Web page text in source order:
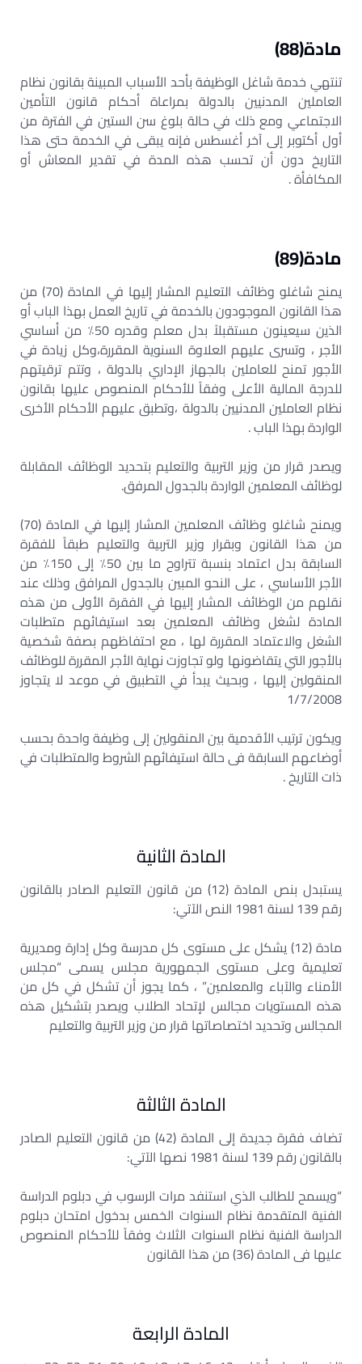
مادة(88)
تنتهي خدمة شاغل الوظيفة بأحد الأسباب المبينة بقانون نظام
العاملين المدنيين بالدولة بمراعاة أحكام قانون التأمين
الاجتماعي ومع ذلك في حالة بلوغ سن الستين في الفترة من
أول أكتوبر إلى آخر أغسطس فإنه يبقى في الخدمة حتى هذا
التاريخ دون أن تحسب هذه المدة في تقدير المعاش أو
المكافأة .
مادة(89)
يمنح شاغلو وظائف التعليم المشار إليها في المادة (70) من
هذا القانون الموجودون بالخدمة في تاريخ العمل بهذا الباب أو
الذين سيعينون مستقبلاً بدل معلم وقدره 50٪ من أساسي
الأجر ، وتسرى عليهم العلاوة السنوية المقررة،وكل زيادة في
الأجور تمنح للعاملين بالجهاز الإداري بالدولة ، وتتم ترقيتهم
للدرجة المالية الأعلى وفقاً للأحكام المنصوص عليها بقانون
نظام العاملين المدنيين بالدولة ،وتطبق عليهم الأحكام الأخرى
الواردة بهذا الباب .
ويصدر قرار من وزير التربية والتعليم بتحديد الوظائف المقابلة
لوظائف المعلمين الواردة بالجدول المرفق.
ويمنح شاغلو وظائف المعلمين المشار إليها في المادة (70)
من هذا القانون وبقرار وزير التربية والتعليم طبقاً للفقرة
السابقة بدل اعتماد بنسبة تتراوح ما بين 50٪ إلى 150٪ من
الأجر الأساسي ، على النحو المبين بالجدول المرافق وذلك عند
نقلهم من الوظائف المشار إليها في الفقرة الأولى من هذه
المادة لشغل وظائف المعلمين بعد استيفائهم متطلبات
الشغل والاعتماد المقررة لها ، مع احتفاظهم بصفة شخصية
بالأجور التي يتقاضونها ولو تجاوزت نهاية الأجر المقررة للوظائف
المنقولين إليها ، وبحيث يبدأ في التطبيق في موعد لا يتجاوز
1/7/2008
ويكون ترتيب الأقدمية بين المنقولين إلى وظيفة واحدة بحسب
أوضاعهم السابقة فى حالة استيفائهم الشروط والمتطلبات في
ذات التاريخ .
المادة الثانية
يستبدل بنص المادة (12) من قانون التعليم الصادر بالقانون
رقم 139 لسنة 1981 النص الآتي:
مادة (12) يشكل على مستوى كل مدرسة وكل إدارة ومديرية
تعليمية وعلى مستوى الجمهورية مجلس يسمى “مجلس
الأمناء والآباء والمعلمين” ، كما يجوز أن تشكل في كل من
هذه المستويات مجالس لإتحاد الطلاب ويصدر بتشكيل هذه
المجالس وتحديد اختصاصاتها قرار من وزير التربية والتعليم
المادة الثالثة
تضاف فقرة جديدة إلى المادة (42) من قانون التعليم الصادر
بالقانون رقم 139 لسنة 1981 نصها الآتي:
“ويسمح للطالب الذي استنفد مرات الرسوب في دبلوم الدراسة
الفنية المتقدمة نظام السنوات الخمس بدخول امتحان دبلوم
الدراسة الفنية نظام السنوات الثلاث وفقاً للأحكام المنصوص
عليها فى المادة (36) من هذا القانون
المادة الرابعة